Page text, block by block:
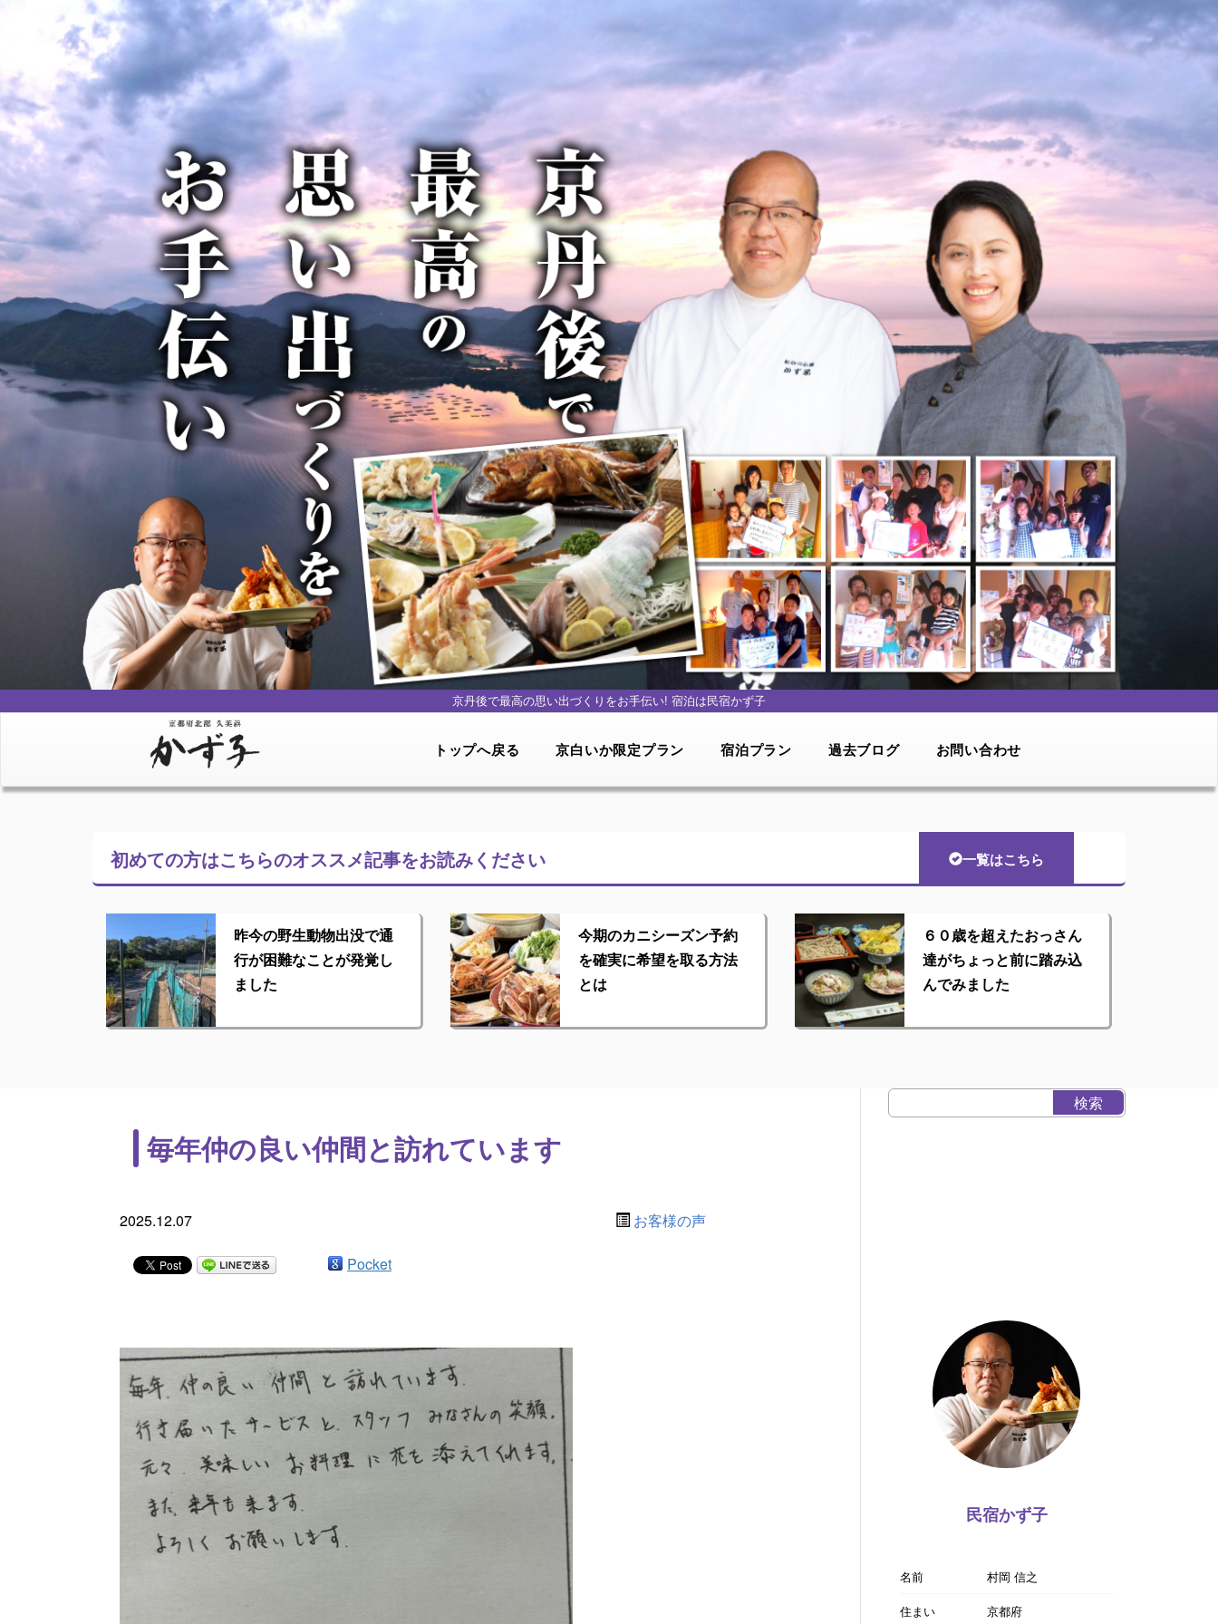
京丹後で最高の思い出づくりをお手伝い! 宿泊は民宿かず子
トップへ戻る 京白いか限定プラン 宿泊プラン 過去ブログ お問い合わせ
初めての方はこちらのオススメ記事をお読みください 一覧はこちら
昨今の野生動物出没で通
行が困難なことが発覚し
ました
今期のカニシーズン予約
を確実に希望を取る方法
とは
６０歳を超えたおっさん
達がちょっと前に踏み込
んでみました
毎年仲の良い仲間と訪れています
2025.12.07 お客様の声
Pocket
民宿かず子
名前
村岡 信之
住まい
京都府